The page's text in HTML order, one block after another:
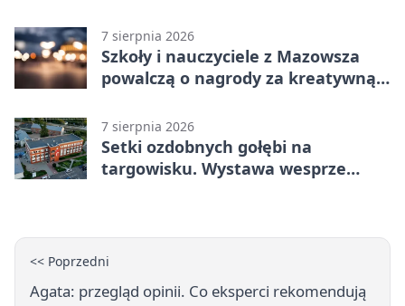
7 sierpnia 2026
Szkoły i nauczyciele z Mazowsza
powalczą o nagrody za kreatywną
7 sierpnia 2026
Setki ozdobnych gołębi na
targowisku. Wystawa wesprze
<< Poprzedni
Agata: przegląd opinii. Co eksperci rekomendują